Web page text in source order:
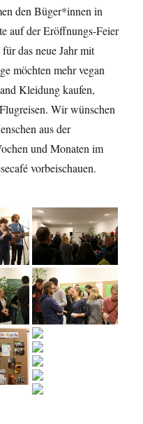
den Büger*innen in
auf der Eröffnungs-Feier
das neue Jahr mit
möchten mehr vegan
Kleidung kaufen,
Wir wünschen
aus der
und Monaten im
vorbeischauen.